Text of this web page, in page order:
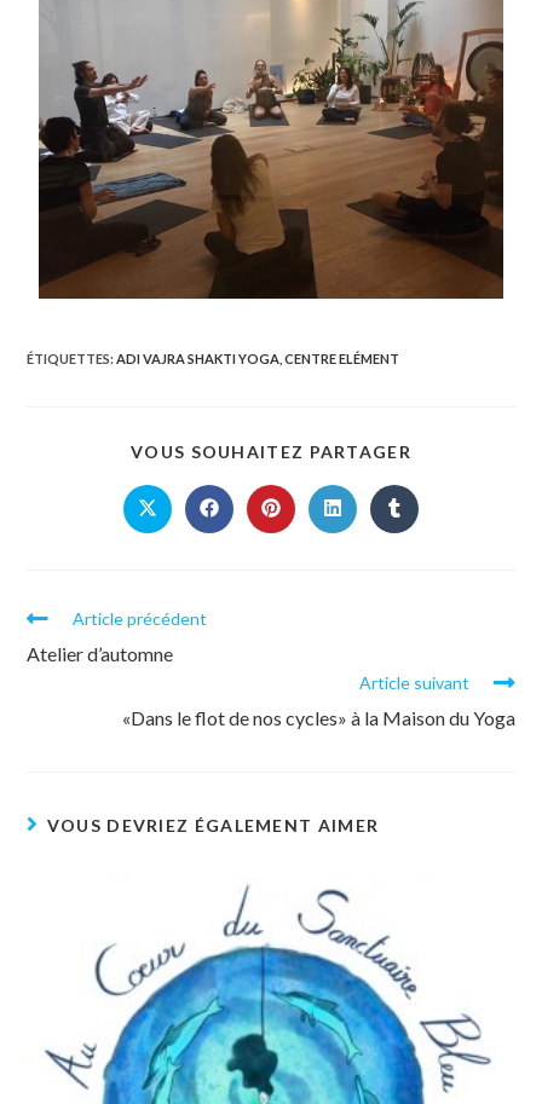
ÉTIQUETTES:ADI VAJRA SHAKTI YOGA CENTRE ELÉMENT
VOUS SOUHAITEZ PARTAGER
Article précédent
Atelier d’automne
Article suivant
«Dans le flot de nos cycles» à la Maison du Yoga
VOUS DEVRIEZ ÉGALEMENT AIMER